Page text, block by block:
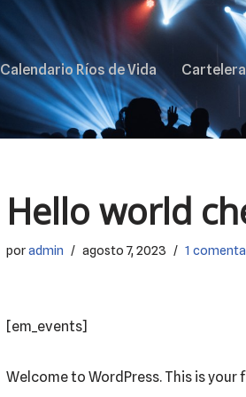
Calendario Ríos de Vida Cartelera
Hello world
poradmin agosto 7, 2023 1
[em_events]
Welcome to WordPress. This is